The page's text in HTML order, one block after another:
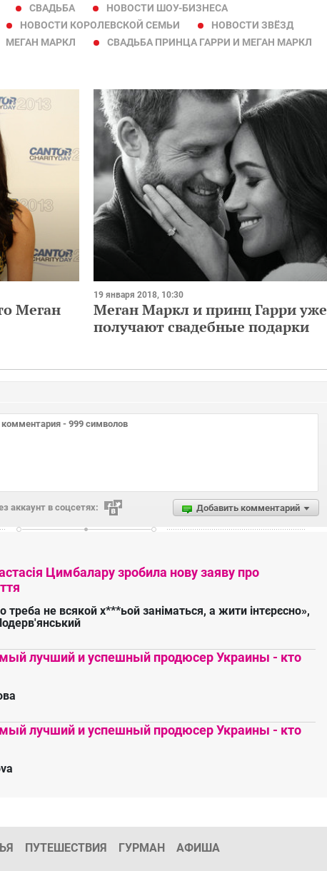
СВАДЬБА
НОВОСТИ ШОУ-БИЗНЕСА
НОВОСТИ КОРОЛЕВСКОЙ СЕМЬИ
НОВОСТИ ЗВЁЗД
МЕГАН МАРКЛ СВАДЬБА ПРИНЦА ГАРРИ И МЕГАН МАРКЛ
Меган
19 января 2018, 10:30
Меган Маркл и принц Гарри уже
получают свадебные подарки
Добавить комментарий
аккаунт в соцсетях:
Цимбалару зробила нову заяву про
треба не всякой х***ьой заніматься, а жити інтєрєсно»,
лучший и успешный продюсер Украины - кто
лучший и успешный продюсер Украины - кто
ПУТЕШЕСТВИЯ ГУРМАН АФИША